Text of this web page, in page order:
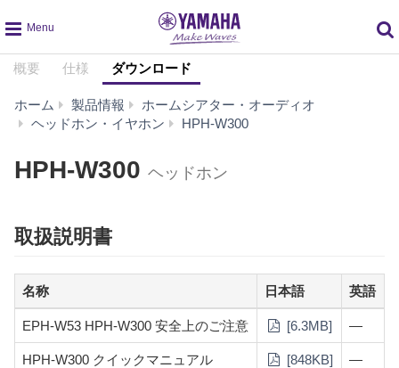
global
navigation
概要 仕様 ダウンロード
ホーム 製品情報
ホームシアター・オーディオ
ヘッドホン・イヤホン
HPH-W300
HPH-W300 ヘッドホン
取扱説明書
名称 日本語 英語
EPH-W53 HPH-W300 安全上のご注意 [6.3MB] —
HPH-W300 クイックマニュアル [848KB] —